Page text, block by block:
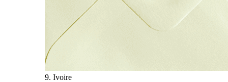
9. Ivoire